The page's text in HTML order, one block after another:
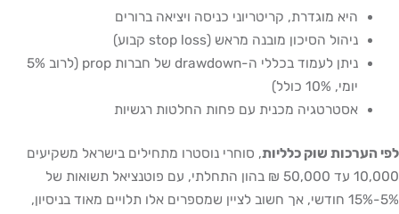
היא מוגדרת, קריטריוני כניסה ויציאה ברורים
ניהול הסיכון מובנה מראש (stop loss קבוע)
ניתן לעמוד בכללי ה-drawdown של חברות prop (לרוב 5%
יומי, 10% כולל)
אסטרטגיה מכנית עם פחות החלטות רגשיות
הערכות שוק כלליות, סוחרי נוסטרו מתחילים בישראל משקיעים
10,000 עד 50,000 ₪ בהון התחלתי, עם פוטנציאל תשואות של
5%-15% חודשי, אך חשוב לציין שמספרים אלו תלויים מאוד בניסיון,